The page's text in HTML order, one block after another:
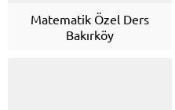
Matematik Özel Ders
Bakırköy